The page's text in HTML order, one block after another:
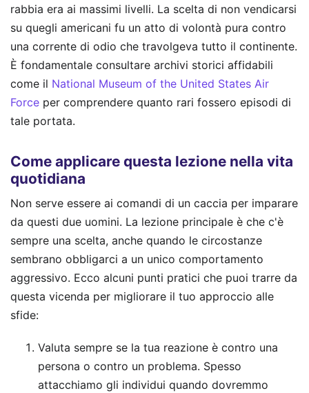
rabbia era ai massimi livelli. La scelta di non vendicarsi
su quegli americani fu un atto di volontà pura contro
una corrente di odio che travolgeva tutto il continente.
È fondamentale consultare archivi storici affidabili
come il National Museum of the United States Air
Force per comprendere quanto rari fossero episodi di
tale portata.
Come applicare questa lezione nella vita
quotidiana
Non serve essere ai comandi di un caccia per imparare
da questi due uomini. La lezione principale è che c'è
sempre una scelta, anche quando le circostanze
sembrano obbligarci a un unico comportamento
aggressivo. Ecco alcuni punti pratici che puoi trarre da
questa vicenda per migliorare il tuo approccio alle
sfide:
Valuta sempre se la tua reazione è contro una
persona o contro un problema. Spesso
attacchiamo gli individui quando dovremmo